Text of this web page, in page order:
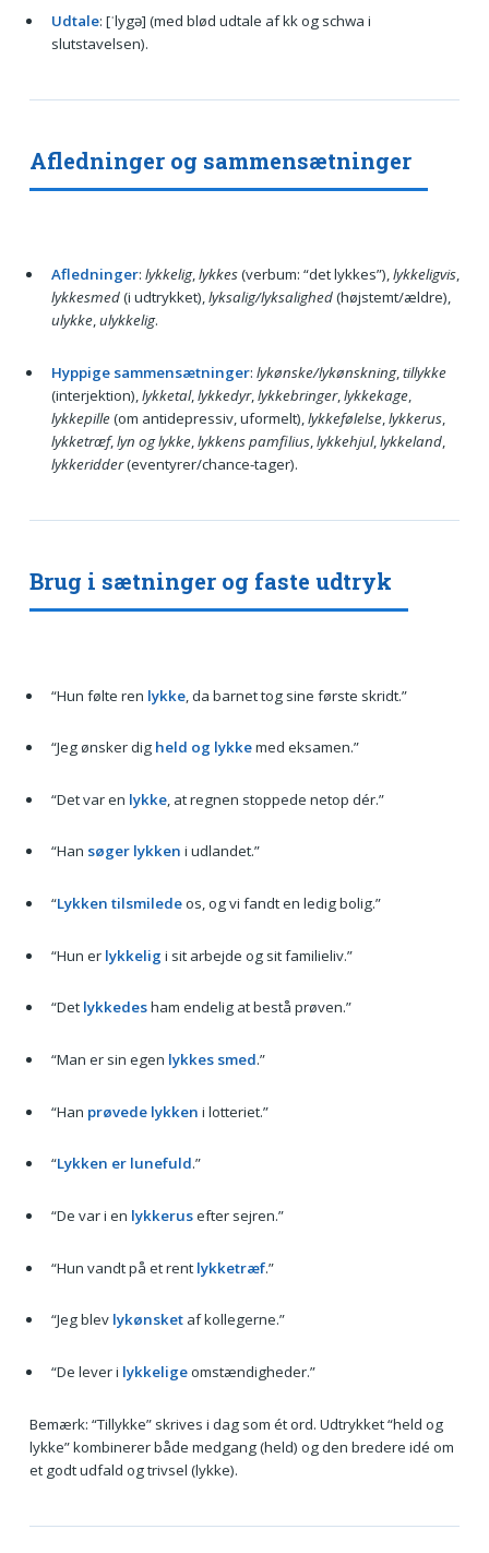
Udtale: [ˈlygə] (med blød udtale af kk og schwa i
slutstavelsen).
Afledninger og sammensætninger
Afledninger: lykkelig,lykkes(verbum: “det lykkes”),lykkeligvis,
lykkesmed(i udtrykket),lyksalig/lyksalighed(højstemt/ældre),
ulykke,ulykkelig.
Hyppige sammensætninger: lykønske/lykønskning,tillykke
(interjektion),lykketal,lykkedyr,lykkebringer,lykkekage,
lykkepille(om antidepressiv, uformelt),lykkefølelse,lykkerus,
lykketræf,lyn og lykke,lykkens pamfilius,lykkehjul,lykkeland,
lykkeridder(eventyrer/chance-tager).
Brug i sætninger og faste udtryk
“Hun følte ren lykke, da barnet tog sine første skridt.”
“Jeg ønsker dig held og lykkemed eksamen.”
“Det var en lykke, at regnen stoppede netop dér.”
“Han søger lykken i udlandet.”
“Lykken tilsmiledeos, og vi fandt en ledig bolig.”
“Hun er lykkelig i sit arbejde og sit familieliv.”
“Det lykkedesham endelig at bestå prøven.”
“Man er sin egen lykkes smed.”
“Han prøvede lykken i lotteriet.”
“Lykken er lunefuld.”
“De var i en lykkerusefter sejren.”
“Hun vandt på et rent lykketræf.”
“Jeg blev lykønsketaf kollegerne.”
“De lever i lykkeligeomstændigheder.”
Bemærk: “Tillykke” skrives i dag som ét ord. Udtrykket “held og
lykke” kombinerer både medgang (held) og den bredere idé om
et godt udfald og trivsel (lykke).